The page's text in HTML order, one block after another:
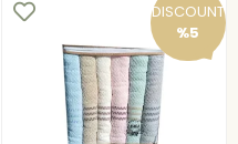
DISCOUNT
%5